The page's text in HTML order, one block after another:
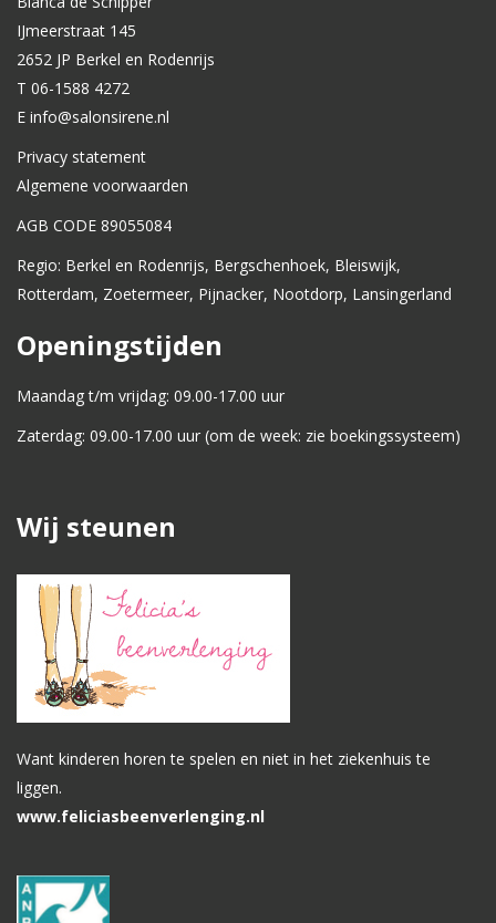
IJmeerstraat 145
2652 JP Berkel en Rodenrijs
T 06-1588 4272
E info@salonsirene.nl
Privacy statement
Algemene voorwaarden
AGB CODE 89055084
Regio: Berkel en Rodenrijs, Bergschenhoek, Bleiswijk,
Rotterdam, Zoetermeer, Pijnacker, Nootdorp, Lansingerland
Openingstijden
Maandag t/m vrijdag: 09.00-17.00 uur
Zaterdag: 09.00-17.00 uur (om de week: zie boekingssysteem)
Wij steunen
Want kinderen horen te spelen en niet in het ziekenhuis te
liggen.
www.feliciasbeenverlenging.nl